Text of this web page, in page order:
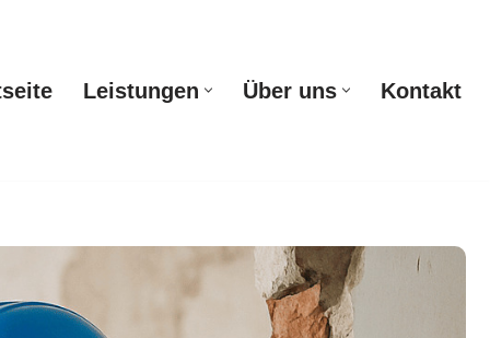
Leistungen Über uns Kontakt
Startseite Leistungen Über uns Kontakt